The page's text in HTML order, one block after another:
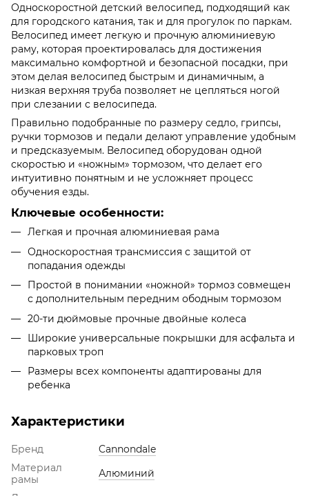
Односкоростной детский велосипед, подходящий как
для городского катания, так и для прогулок по паркам.
Велосипед имеет легкую и прочную алюминиевую
раму, которая проектировалась для достижения
максимально комфортной и безопасной посадки, при
этом делая велосипед быстрым и динамичным, а
низкая верхняя труба позволяет не цепляться ногой
при слезании с велосипеда.
Правильно подобранные по размеру седло, грипсы,
ручки тормозов и педали делают управление удобным
и предсказуемым. Велосипед оборудован одной
скоростью и «ножным» тормозом, что делает его
интуитивно понятным и не усложняет процесс
обучения езды.
Ключевые особенности:
Легкая и прочная алюминиевая рама
Односкоростная трансмиссия с защитой от
попадания одежды
Простой в понимании «ножной» тормоз совмещен
с дополнительным передним ободным тормозом
20-ти дюймовые прочные двойные колеса
Широкие универсальные покрышки для асфальта и
парковых троп
Размеры всех компоненты адаптированы для
ребенка
Характеристики
Бренд
Cannondale
Материал
рамы
Алюминий